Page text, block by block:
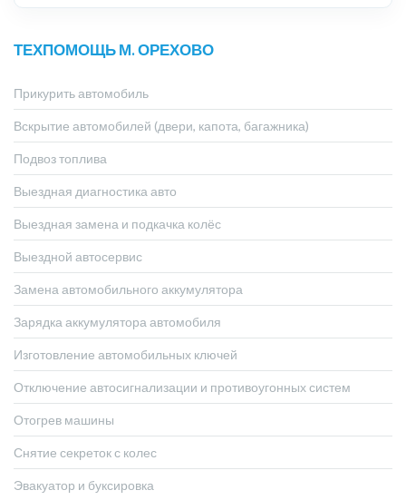
ТЕХПОМОЩЬ М. ОРЕХОВО
Прикурить автомобиль
Вскрытие автомобилей (двери, капота, багажника)
Подвоз топлива
Выездная диагностика авто
Выездная замена и подкачка колёс
Выездной автосервис
Замена автомобильного аккумулятора
Зарядка аккумулятора автомобиля
Изготовление автомобильных ключей
Отключение автосигнализации и противоугонных систем
Отогрев машины
Снятие секреток с колес
Эвакуатор и буксировка